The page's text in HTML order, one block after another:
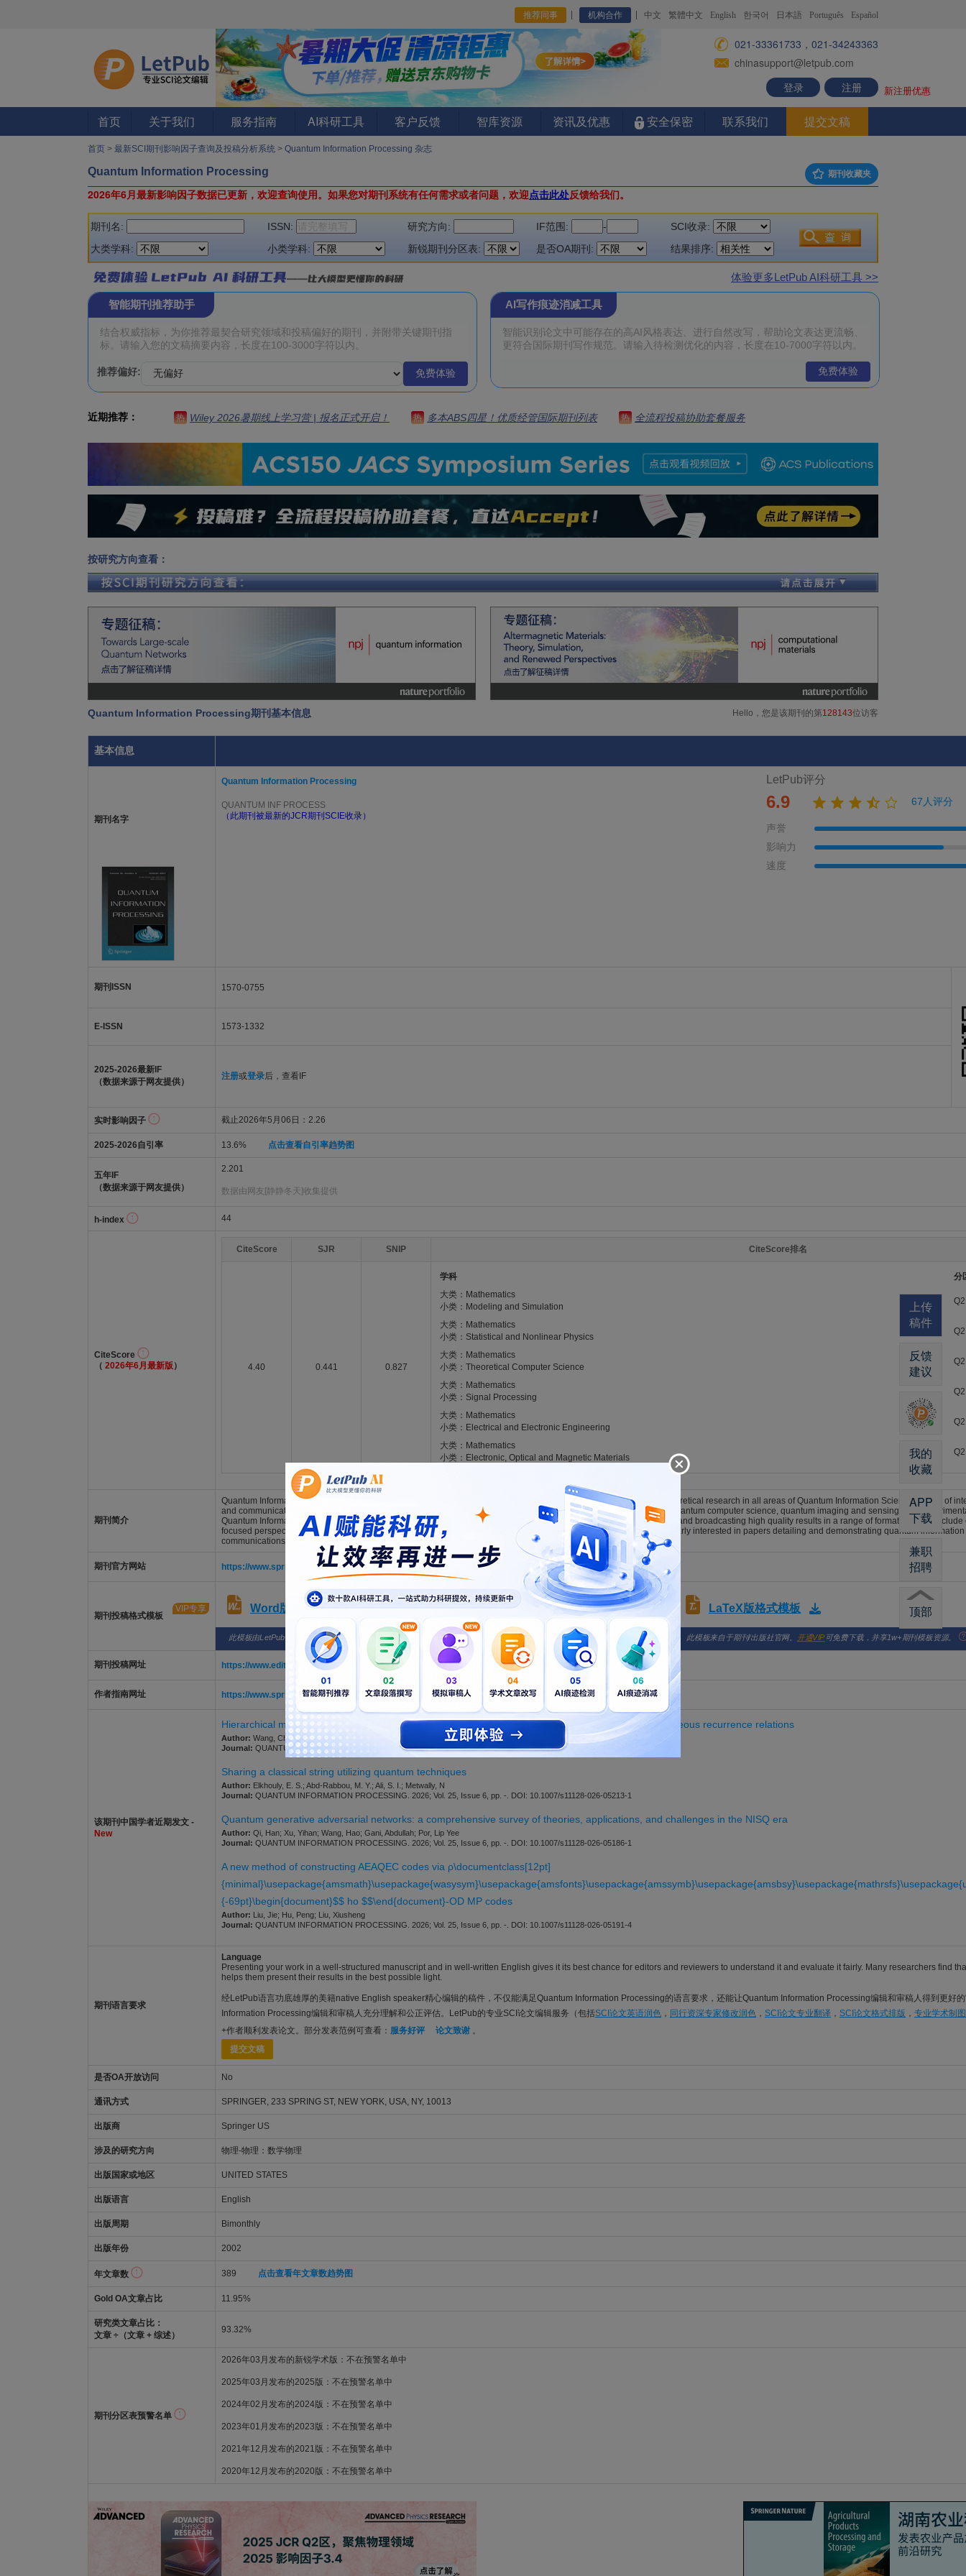
推荐同事 机构合作 中文 繁體中文 English 한국어 日本語 Português Español
021-33361733，021-34243363
chinasupport@letpub.com
登录
注册 新注册优惠
首页 关于我们 服务指南 AI科研工具 客户反馈 智库资源 资讯及优惠 安全保密 联系我们 提交文稿
首页 > 最新SCI期刊影响因子查询及投稿分析系统 > Quantum Information Processing 杂志
Quantum Information Processing 期刊收藏夹
2026年6月最新影响因子数据已更新，欢迎查询使用。 如果您对期刊系统有任何需求或者问题，欢迎点击此处反馈给我们。
期刊名: ISSN: 研究方向: IF范围: -
SCI收录:
大类学科:
小类学科: 新锐期刊分区表: 是否OA期刊: 结果排序:
体验更多LetPub AI科研工具 >>
智能期刊推荐助手
推荐偏好: 免费体验
AI写作痕迹消减工具
免费体验
近期推荐： 热 Wiley 2026暑期线上学习营 | 报名正式开启！ 热 多本ABS四星！优质经管国际期刊列表 热 全流程投稿协助套餐服务
按研究方向查看：
Quantum Information Processing期刊基本信息 Hello，您是该期刊的第128143位访客
基本信息
期刊名字
Quantum Information Processing
QUANTUM INF PROCESS
（此期刊被最新的JCR期刊SCIE收录）
LetPub评分
6.9 67人评分
声誉
影响力
速度
期刊ISSN 1570-0755
E-ISSN 1573-1332
2025-2026最新IF
（数据来源于网友提供）
注册或登录后，查看IF
实时影响因子 截止2026年5月06日：2.26
2025-2026自引率 13.6% 点击查看自引率趋势图
五年IF
（数据来源于网友提供）
2.201
数据由网友[静静冬天]收集提供
h-index 44
CiteScore
（ 2026年6月最新版 ）
CiteScore SJR SNIP CiteScore排名
4.40 0.441 0.827
学科
分
大类：Mathematics
小类：Modeling and Simulation
Q2
大类：Mathematics
小类：Statistical and Nonlinear Physics
Q2
大类：Mathematics
小类：Theoretical Computer Science
Q2
大类：Mathematics
小类：Signal Processing
Q2
大类：Mathematics
小类：Electrical and Electronic Engineering
Q2
大类：Mathematics
小类：Electronic, Optical and Magnetic Materials
Q2
期刊简介
Quantum Information Processing is a high-impact, international journal publishing cutting-edge experimental and theoretical research in all areas of Quantum Information Science. Topics of
and communications, entanglement and discord, quantum algorithms, quantum error correction and fault tolerance, quantum computer science, quantum imaging and sensing, and
Quantum Information Processing supports and inspires research by providing a comprehensive peer review process, and broadcasting high quality results in a range of formats. These
focused perspectives, comprehensive review articles, book reviews, and special topical issues. The journal is particularly interested in papers detailing and demonstrating quantum
communications, computation, and sensing.
期刊官方网站 https://www.springer.com/11128
期刊投稿格式模板
VIP专享 Word版格式模板 LaTeX版格式模板
此模板由LetPub整理，仅供参考。 开通VIP 可免费下载，并享1w+期刊模板资源。 此模板来自于期刊/出版社官网。 开通VIP 可免费下载，并享1w+期刊模板资源。
期刊投稿网址 https://www.editorialmanager.com/qinp/
作者指南网址 https://www.springer.com/11128/submission-guidelines
该期刊中国学者近期发文 -
New
Hierarchical multi-secret quantum secret sharing via quantum Fourier transform and linear homogeneous recurrence relations
Author: Wang, Chaonan; Guo, Peng; Xu, Ningning; Kan, Haocheng; Zhu, Hongfeng
Journal: QUANTUM INFORMATION PROCESSING. 2026; Vol. 25, Issue 6, pp. -. DOI: 10.1007/s11128-026-05210-4
Sharing a classical string utilizing quantum techniques
Author: Elkhouly, E. S.; Abd-Rabbou, M. Y.; Ali, S. I.; Metwally, N
Journal: QUANTUM INFORMATION PROCESSING. 2026; Vol. 25, Issue 6, pp. -. DOI: 10.1007/s11128-026-05213-1
Quantum generative adversarial networks: a comprehensive survey of theories, applications, and challenges in the NISQ era
Author: Qi, Han; Xu, Yihan; Wang, Hao; Gani, Abdullah; Por, Lip Yee
Journal: QUANTUM INFORMATION PROCESSING. 2026; Vol. 25, Issue 6, pp. -. DOI: 10.1007/s11128-026-05186-1
A new method of constructing AEAQEC codes via ρ\documentclass[12pt]
{-69pt}\begin{document}$$ ho $$\end{document}-OD MP codes
Author: Liu, Jie; Hu, Peng; Liu, Xiusheng
Journal: QUANTUM INFORMATION PROCESSING. 2026; Vol. 25, Issue 6, pp. -. DOI: 10.1007/s11128-026-05191-4
期刊语言要求
Language
Presenting your work in a well-structured manuscript and in well-written English gives it its best chance for editors and reviewers to understand it and evaluate it fairly. Many researchers find
helps them present their results in the best possible light.
经LetPub语言功底雄厚的美籍native English speaker精心编辑的稿件，不仅能满足Quantum Information Processing的语言要求，还能让Quantum Information Processing编辑和审稿人得到更好
Information Processing编辑和审稿人充分理解和公正评估。LetPub的专业SCI论文编辑服务（包括SCI论文英语润色 ， 同行资深专家修改润色 ， SCI论文专业翻译 ， SCI论文格式排版 ， 专业学术制图
+作者顺利发表论文。部分发表范例可查看： 服务好评 论文致谢 。
提交文稿
是否OA开放访问 No
通讯方式 SPRINGER, 233 SPRING ST, NEW YORK, USA, NY, 10013
出版商 Springer US
涉及的研究方向 物理-物理：数学物理
出版国家或地区 UNITED STATES
出版语言 English
出版周期 Bimonthly
出版年份 2002
年文章数 389 点击查看年文章数趋势图
Gold OA文章占比 11.95%
研究类文章占比：
文章 ÷（文章 + 综述）
93.32%
期刊分区表预警名单
2026年03月发布的新锐学术版：不在预警名单中
2025年03月发布的2025版：不在预警名单中
2024年02月发布的2024版：不在预警名单中
2023年01月发布的2023版：不在预警名单中
2021年12月发布的2021版：不在预警名单中
2020年12月发布的2020版：不在预警名单中
上传
稿件
反馈
建议
我的
收藏
APP
下载
兼职
招聘
顶部